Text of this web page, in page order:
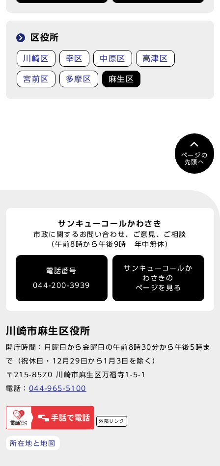
区役所
川崎区 幸区 中原区 高津区
宮前区 多摩区 麻生区
ページの
先頭へ
サンキューコールかわさき
市政に関するお問い合わせ、ご意見、ご相談
（午前8時から午後9時 年中無休）
電話番号
044-200-3939
サンキューコールか
わさきの
ページを見る
川崎市麻生区役所
開庁時間：月曜日から金曜日の午前8時30分から午後5時ま
で（祝休日・12月29日から1月3日を除く）
〒215-8570 川崎市麻生区万福寺1-5-1
電話： 044-965-5100
外部リンク
所在地と地図